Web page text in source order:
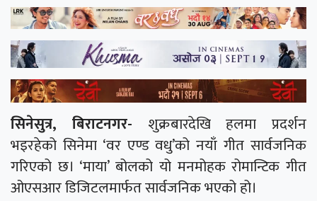
सिनेसुत्र, बिराटनगर- शुक्रबारदेखि हलमा प्रदर्शन
भइरहेको सिनेमा ‘वर एण्ड वधु’को नयाँ गीत सार्वजनिक
गरिएको छ। ‘माया’ बोलको यो मनमोहक रोमान्टिक गीत
ओएसआर डिजिटलमार्फत सार्वजनिक भएको हो।